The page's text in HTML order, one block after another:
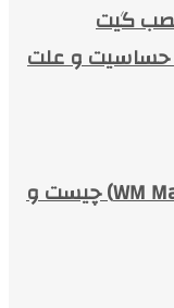
نصب گیت
حساسیت و علت
بروکر دبلیو ام مارکتس (WM Markets) چیست و